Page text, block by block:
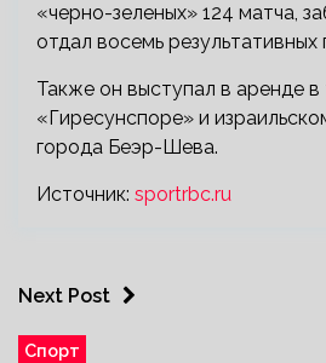
«черно-зеленых» 124 матча,
отдал восемь результативных
Также он выступал в аренде в
«Гиресунспоре» и
города Беэр-Шева.
Источник: sportrbc.ru
Next Post
Спорт